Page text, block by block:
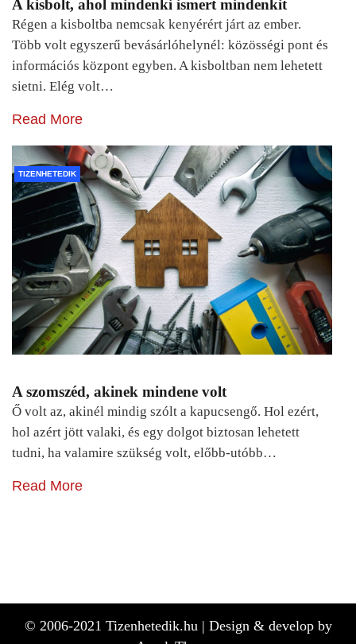
A kisbolt, ahol mindenki ismert mindenkit
Régen a kisboltba nemcsak kenyérért járt az ember.
Több volt egyszerű bevásárlóhelynél: közösségi pont és
információs központ egyben. A kisboltban nem lehetett
sietni. Elég volt…
Read More
TIZENHETEDIK
A szomszéd, akinek mindene volt
Ő volt az, akinél mindig szólt a kapucsengő. Hol ezért,
hol azért jött valaki, és egy dolgot biztosan lehetett
tudni, ha valamire szükség volt, előbb-utóbb…
Read More
© 2006-2021 Tizenhetedik.hu | Design & develop by